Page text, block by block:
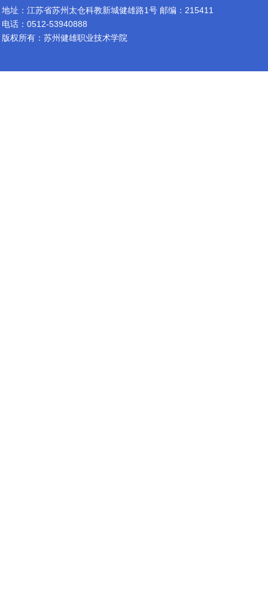
地址：江苏省苏州太仓科教新城健雄路1号 邮编：215411
电话：0512-53940888
版权所有：苏州健雄职业技术学院